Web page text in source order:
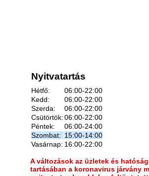
Nyitvatartás
Hétfő:
06:00-22:00
Kedd:
06:00-22:00
Szerda:
06:00-22:00
Csütörtök:06:00-22:00
Péntek:
06:00-24:00
Szombat: 15:00-14:00
Vasárnap: 16:00-22:00
A változások az üzletek és
tartásában a koronavirus járvány